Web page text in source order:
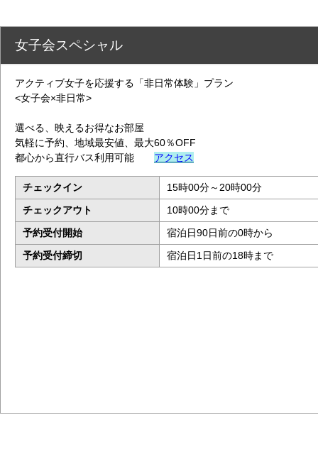
女子会スペシャル
アクティブ女子を応援する「非日常体験」プラン
<女子会×非日常>
選べる、映えるお得なお部屋
気軽に予約、地域最安値、最大60％OFF
都心から直行バス利用可能 アクセス
チェックイン
15時00分～20時00分
チェックアウト
10時00分まで
予約受付開始
宿泊日90日前の0時から
予約受付締切
宿泊日1日前の18時まで